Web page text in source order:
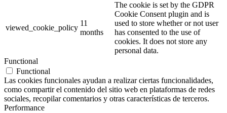
viewed_cookie_policy
11
months
The cookie is set by the GDPR
Cookie Consent plugin and is
used to store whether or not user
has consented to the use of
cookies. It does not store any
personal data.
Functional
Functional
Las cookies funcionales ayudan a realizar ciertas funcionalidades,
como compartir el contenido del sitio web en plataformas de redes
sociales, recopilar comentarios y otras características de terceros.
Performance